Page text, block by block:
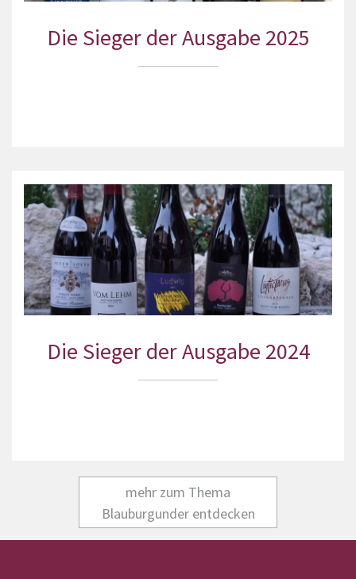
Die Sieger der Ausgabe 2025
Die Sieger der Ausgabe 2024
mehr zum Thema
Blauburgunder entdecken